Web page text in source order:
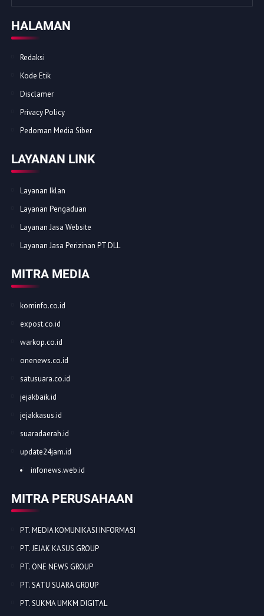
HALAMAN
Redaksi
Kode Etik
Disclamer
Privacy Policy
Pedoman Media Siber
LAYANAN LINK
Layanan Iklan
Layanan Pengaduan
Layanan Jasa Website
Layanan Jasa Perizinan PT DLL
MITRA MEDIA
kominfo.co.id
expost.co.id
warkop.co.id
onenews.co.id
satusuara.co.id
jejakbaik.id
jejakkasus.id
suaradaerah.id
update24jam.id
infonews.web.id
MITRA PERUSAHAAN
PT. MEDIA KOMUNIKASI INFORMASI
PT. JEJAK KASUS GROUP
PT. ONE NEWS GROUP
PT. SATU SUARA GROUP
PT. SUKMA UMKM DIGITAL